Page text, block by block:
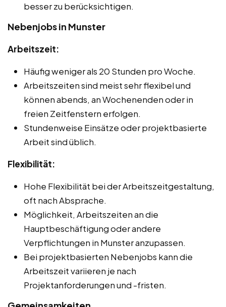
besser zu berücksichtigen.
Nebenjobs in Munster
Arbeitszeit:
Häufig weniger als 20 Stunden pro Woche.
Arbeitszeiten sind meist sehr flexibel und
können abends, an Wochenenden oder in
freien Zeitfenstern erfolgen.
Stundenweise Einsätze oder projektbasierte
Arbeit sind üblich.
Flexibilität:
Hohe Flexibilität bei der Arbeitszeitgestaltung,
oft nach Absprache.
Möglichkeit, Arbeitszeiten an die
Hauptbeschäftigung oder andere
Verpflichtungen in Munster anzupassen.
Bei projektbasierten Nebenjobs kann die
Arbeitszeit variieren je nach
Projektanforderungen und -fristen.